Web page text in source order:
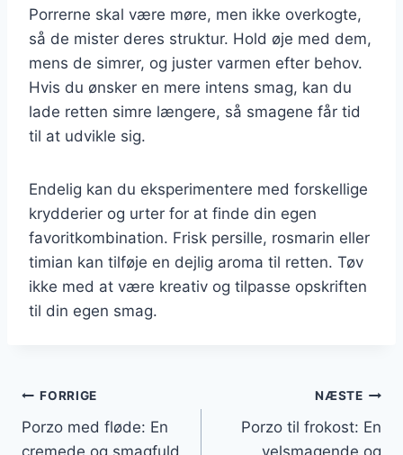
Porrerne skal være møre, men ikke overkogte,
så de mister deres struktur. Hold øje med dem,
mens de simrer, og juster varmen efter behov.
Hvis du ønsker en mere intens smag, kan du
lade retten simre længere, så smagene får tid
til at udvikle sig.
Endelig kan du eksperimentere med forskellige
krydderier og urter for at finde din egen
favoritkombination. Frisk persille, rosmarin eller
timian kan tilføje en dejlig aroma til retten. Tøv
ikke med at være kreativ og tilpasse opskriften
til din egen smag.
Indlægsnavigation
FORRIGE
Porzo med fløde: En
cremede og smagfuld
NÆSTE
Porzo til frokost: En
velsmagende og